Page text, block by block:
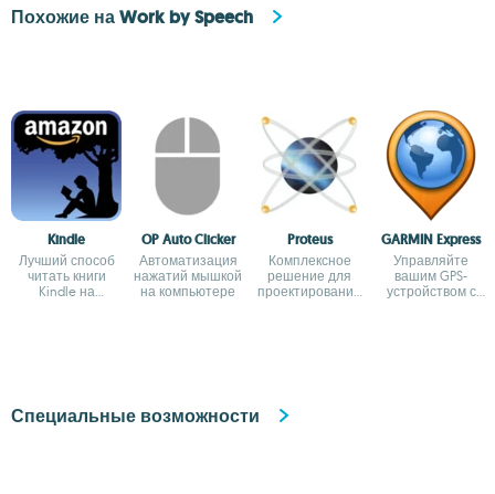
Похожие на Work by Speech
Kindle
Лучший способ
читать книги
Kindle на
OP Auto Clicker
Автоматизация
нажатий мышкой
на компьютере
Proteus
Комплексное
решение для
проектирования
GARMIN Express
Управляйте
вашим GPS-
устройством с
Специальные возможности